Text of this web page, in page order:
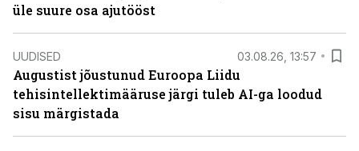
üle suure osa ajutööst
UUDISED 03.08.26, 13:57
Augustist jõustunud Euroopa Liidu
tehisintellektimääruse järgi tuleb AI-ga loodud
sisu märgistada